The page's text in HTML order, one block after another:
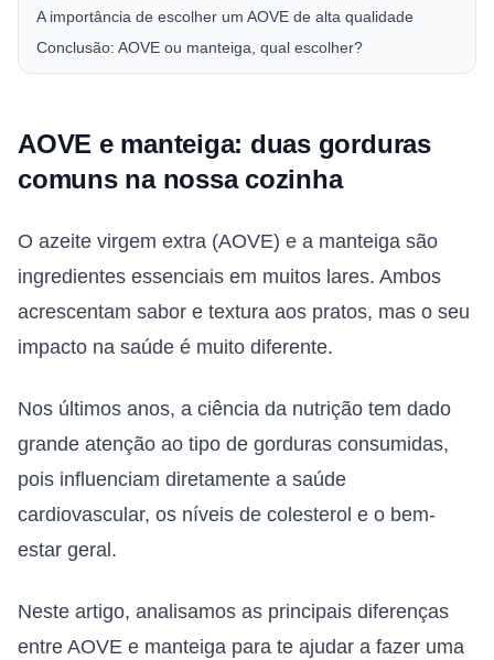
A importância de escolher um AOVE de alta qualidade
Conclusão: AOVE ou manteiga, qual escolher?
AOVE e manteiga: duas gorduras
comuns na nossa cozinha
O azeite virgem extra (AOVE) e a manteiga são
ingredientes essenciais em muitos lares. Ambos
acrescentam sabor e textura aos pratos, mas o seu
impacto na saúde é muito diferente.
Nos últimos anos, a ciência da nutrição tem dado
grande atenção ao tipo de gorduras consumidas,
pois influenciam diretamente a saúde
cardiovascular, os níveis de colesterol e o bem-
estar geral.
Neste artigo, analisamos as principais diferenças
entre AOVE e manteiga para te ajudar a fazer uma